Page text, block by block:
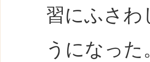
習にふさわ
うになった